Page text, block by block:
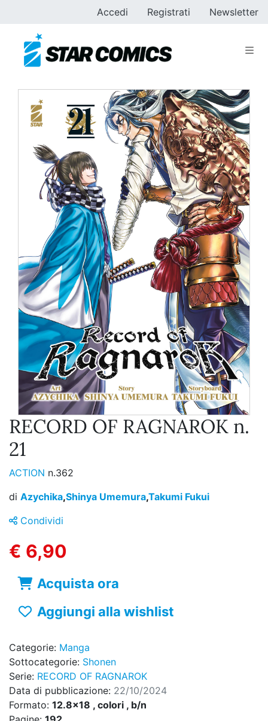
Accedi Registrati Newsletter
RECORD OF RAGNAROK n.
21
ACTION n.362
di Azychika,Shinya Umemura,Takumi Fukui
Condividi
€ 6,90
Acquista ora
Aggiungi alla wishlist
Categorie: Manga
Sottocategorie: Shonen
Serie: RECORD OF RAGNAROK
Data di pubblicazione: 22/10/2024
Formato: 12.8x18 , colori , b/n